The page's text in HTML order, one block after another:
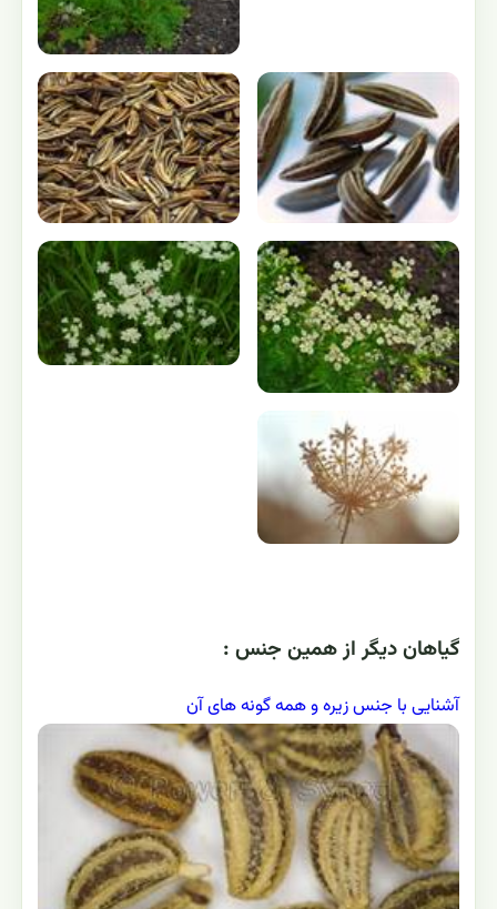
گياهان ديگر از همين جنس :
آشنایی با جنس زیره و همه گونه های آن